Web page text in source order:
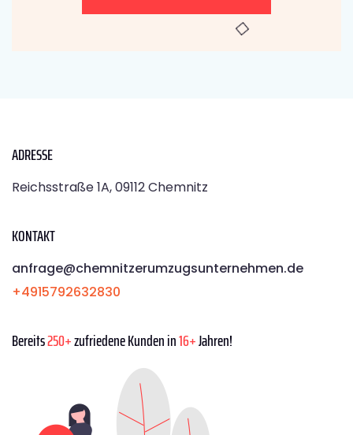
ADRESSE
Reichsstraße 1A, 09112 Chemnitz
KONTAKT
anfrage@chemnitzerumzugsunternehmen.de
+4915792632830
Bereits250+zufriedene Kunden in16+Jahren!